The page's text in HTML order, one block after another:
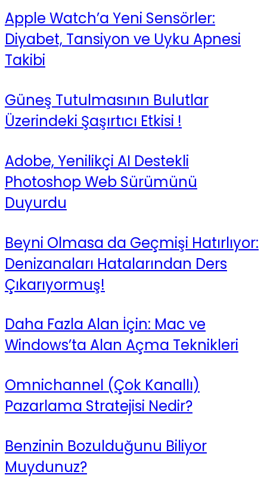
Apple Watch’a Yeni Sensörler:
Diyabet, Tansiyon ve Uyku Apnesi
Takibi
Güneş Tutulmasının Bulutlar
Üzerindeki Şaşırtıcı Etkisi !
Adobe, Yenilikçi AI Destekli
Photoshop Web Sürümünü
Duyurdu
Beyni Olmasa da Geçmişi Hatırlıyor:
Denizanaları Hatalarından Ders
Çıkarıyormuş!
Daha Fazla Alan İçin: Mac ve
Windows’ta Alan Açma Teknikleri
Omnichannel (Çok Kanallı)
Pazarlama Stratejisi Nedir?
Benzinin Bozulduğunu Biliyor
Muydunuz?